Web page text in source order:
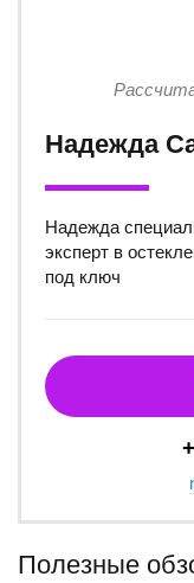
Надежда
Надежда
эксперт в
под ключ
Полезные